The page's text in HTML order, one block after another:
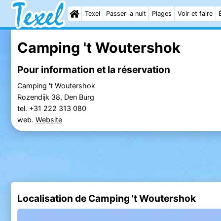
Texel Passer la nuit Plages Voir et faire
Camping 't Woutershok
Pour information et la réservation
Camping 't Woutershok
Rozendijk 38, Den Burg
tel. +31 222 313 080
web. Website
Localisation de Camping 't Woutershok